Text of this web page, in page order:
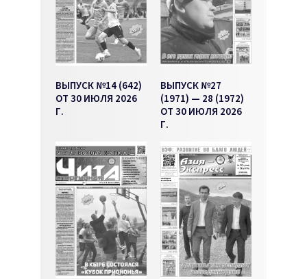
ВЫПУСК №14 (642)
ОТ 30 ИЮЛЯ 2026
Г.
ВЫПУСК №27
(1971) — 28 (1972)
ОТ 30 ИЮЛЯ 2026
Г.